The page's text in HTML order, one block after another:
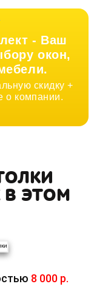
- Ваш
окон,
скидку +
о компании.
В ЭТОМ
8 000 р.